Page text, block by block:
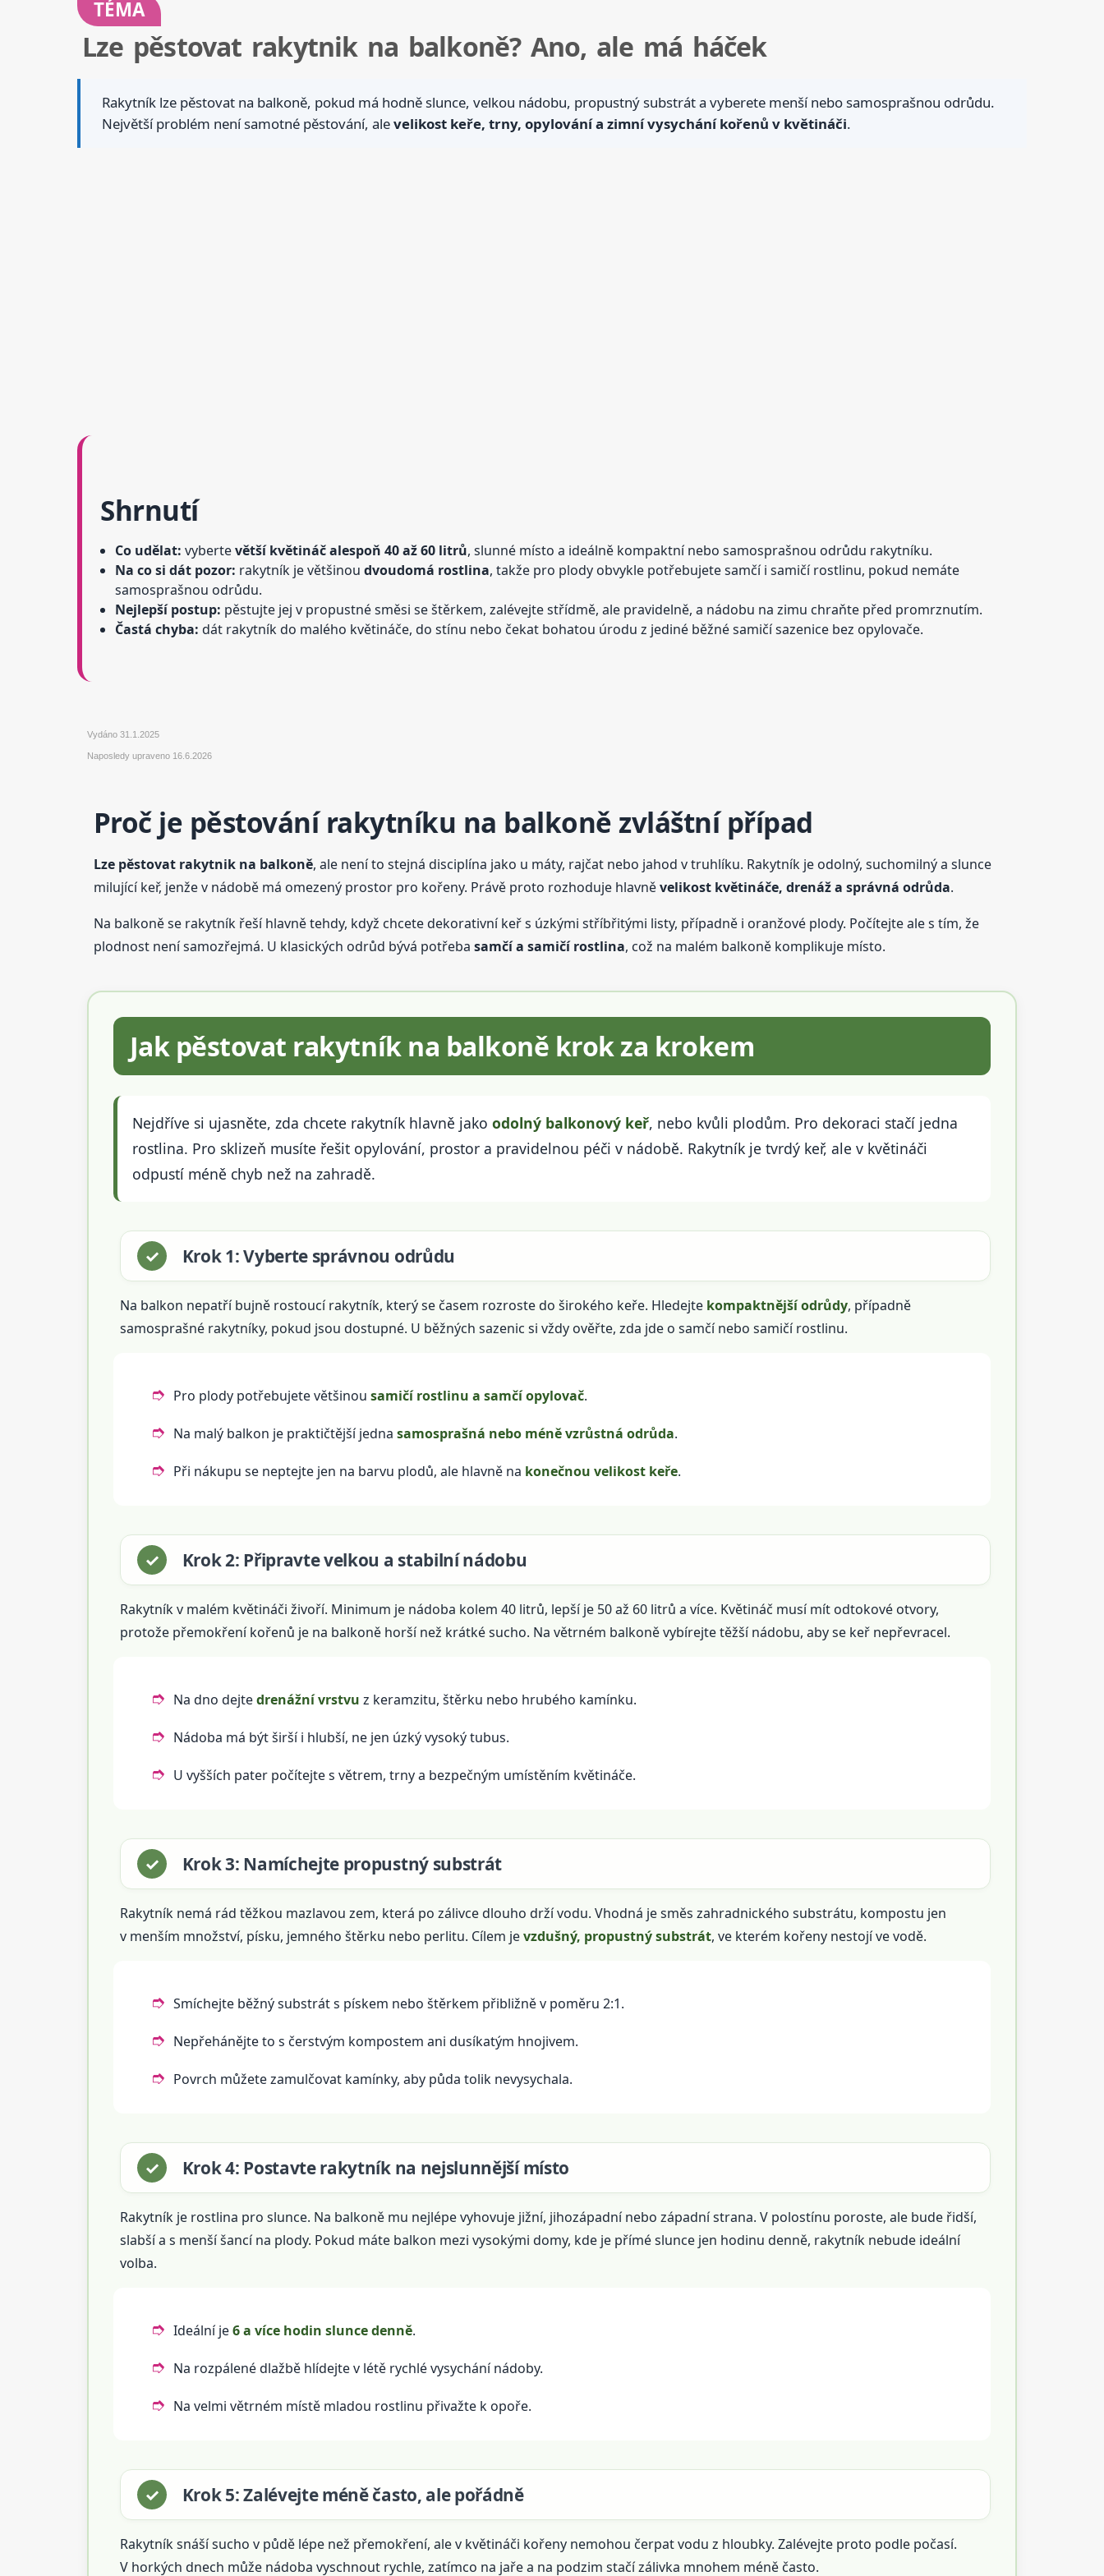
TÉMA
Lze pěstovat rakytnik na balkoně? Ano, ale má háček
Rakytník lze pěstovat na balkoně, pokud má hodně slunce, velkou nádobu, propustný substrát a vyberete menší nebo samosprašnou odrůdu.
Největší problém není samotné pěstování, alevelikost keře, trny, opylování a zimní vysychání kořenů v květináči.
Shrnutí
Co udělat: vybertevětší květináč alespoň 40 až 60 litrů, slunné místo a ideálně kompaktní nebo samosprašnou odrůdu rakytníku.
Na co si dát pozor: rakytník je většinoudvoudomá rostlina, takže pro plody obvykle potřebujete samčí i samičí rostlinu, pokud nemáte
samosprašnou odrůdu.
Nejlepší postup: pěstujte jej v propustné směsi se štěrkem, zalévejte střídmě, ale pravidelně, a nádobu na zimu chraňte před promrznutím.
Častá chyba: dát rakytník do malého květináče, do stínu nebo čekat bohatou úrodu z jediné běžné samičí sazenice bez opylovače.
Vydáno 31.1.2025
Naposledy upraveno 16.6.2026
Proč je pěstování rakytníku na balkoně zvláštní případ
Lze pěstovat rakytnik na balkoně, ale není to stejná disciplína jako u máty, rajčat nebo jahod v truhlíku. Rakytník je odolný, suchomilný a slunce
milující keř, jenže v nádobě má omezený prostor pro kořeny. Právě proto rozhoduje hlavněvelikost květináče, drenáž a správná odrůda.
Na balkoně se rakytník řeší hlavně tehdy, když chcete dekorativní keř s úzkými stříbřitými listy, případně i oranžové plody. Počítejte ale s tím, že
plodnost není samozřejmá. U klasických odrůd bývá potřeba samčí a samičí rostlina, což na malém balkoně komplikuje místo.
Jak pěstovat rakytník na balkoně krok za krokem
Nejdříve si ujasněte, zda chcete rakytník hlavně jako odolný balkonový keř, nebo kvůli plodům. Pro dekoraci stačí jedna
rostlina. Pro sklizeň musíte řešit opylování, prostor a pravidelnou péči v nádobě. Rakytník je tvrdý keř, ale v květináči
odpustí méně chyb než na zahradě.
Krok 1: Vyberte správnou odrůdu
Na balkon nepatří bujně rostoucí rakytník, který se časem rozroste do širokého keře. Hledejte kompaktnější odrůdy, případně
samosprašné rakytníky, pokud jsou dostupné. U běžných sazenic si vždy ověřte, zda jde o samčí nebo samičí rostlinu.
Pro plody potřebujete většinou samičí rostlinu a samčí opylovač.
Na malý balkon je praktičtější jedna samosprašná nebo méně vzrůstná odrůda.
Při nákupu se neptejte jen na barvu plodů, ale hlavně na konečnou velikost keře.
Krok 2: Připravte velkou a stabilní nádobu
Rakytník v malém květináči živoří. Minimum je nádoba kolem 40 litrů, lepší je 50 až 60 litrů a více. Květináč musí mít odtokové otvory,
protože přemokření kořenů je na balkoně horší než krátké sucho. Na větrném balkoně vybírejte těžší nádobu, aby se keř nepřevracel.
Na dno dejtedrenážní vrstvu z keramzitu, štěrku nebo hrubého kamínku.
Nádoba má být širší i hlubší, ne jen úzký vysoký tubus.
U vyšších pater počítejte s větrem, trny a bezpečným umístěním květináče.
Krok 3: Namíchejte propustný substrát
Rakytník nemá rád těžkou mazlavou zem, která po zálivce dlouho drží vodu. Vhodná je směs zahradnického substrátu, kompostu jen
v menším množství, písku, jemného štěrku nebo perlitu. Cílem jevzdušný, propustný substrát, ve kterém kořeny nestojí ve vodě.
Smíchejte běžný substrát s pískem nebo štěrkem přibližně v poměru 2:1.
Nepřehánějte to s čerstvým kompostem ani dusíkatým hnojivem.
Povrch můžete zamulčovat kamínky, aby půda tolik nevysychala.
Krok 4: Postavte rakytník na nejslunnější místo
Rakytník je rostlina pro slunce. Na balkoně mu nejlépe vyhovuje jižní, jihozápadní nebo západní strana. V polostínu poroste, ale bude řidší,
slabší a s menší šancí na plody. Pokud máte balkon mezi vysokými domy, kde je přímé slunce jen hodinu denně, rakytník nebude ideální
volba.
Ideální je6 a více hodin slunce denně.
Na rozpálené dlažbě hlídejte v létě rychlé vysychání nádoby.
Na velmi větrném místě mladou rostlinu přivažte k opoře.
Krok 5: Zalévejte méně často, ale pořádně
Rakytník snáší sucho v půdě lépe než přemokření, ale v květináči kořeny nemohou čerpat vodu z hloubky. Zalévejte proto podle počasí.
V horkých dnech může nádoba vyschnout rychle, zatímco na jaře a na podzim stačí zálivka mnohem méně často.